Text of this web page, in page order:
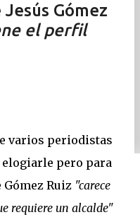
Gómez
el perfil
varios periodistas
elogiarle pero para
Ruiz "carece
requiere un alcalde"